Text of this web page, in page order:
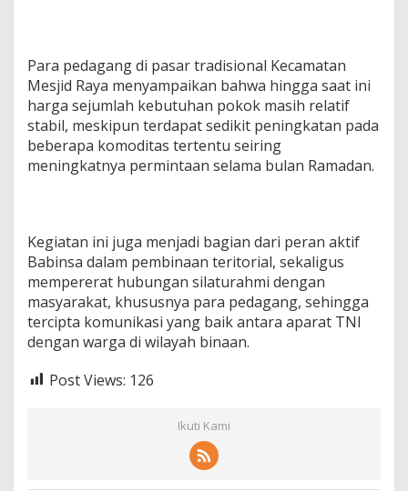
Para pedagang di pasar tradisional Kecamatan
Mesjid Raya menyampaikan bahwa hingga saat ini
harga sejumlah kebutuhan pokok masih relatif
stabil, meskipun terdapat sedikit peningkatan pada
beberapa komoditas tertentu seiring
meningkatnya permintaan selama bulan Ramadan.
Kegiatan ini juga menjadi bagian dari peran aktif
Babinsa dalam pembinaan teritorial, sekaligus
mempererat hubungan silaturahmi dengan
masyarakat, khususnya para pedagang, sehingga
tercipta komunikasi yang baik antara aparat TNI
dengan warga di wilayah binaan.
Post Views: 126
Ikuti Kami